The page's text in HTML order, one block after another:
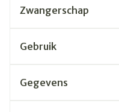
Zwangerschap
Gebruik
Gegevens